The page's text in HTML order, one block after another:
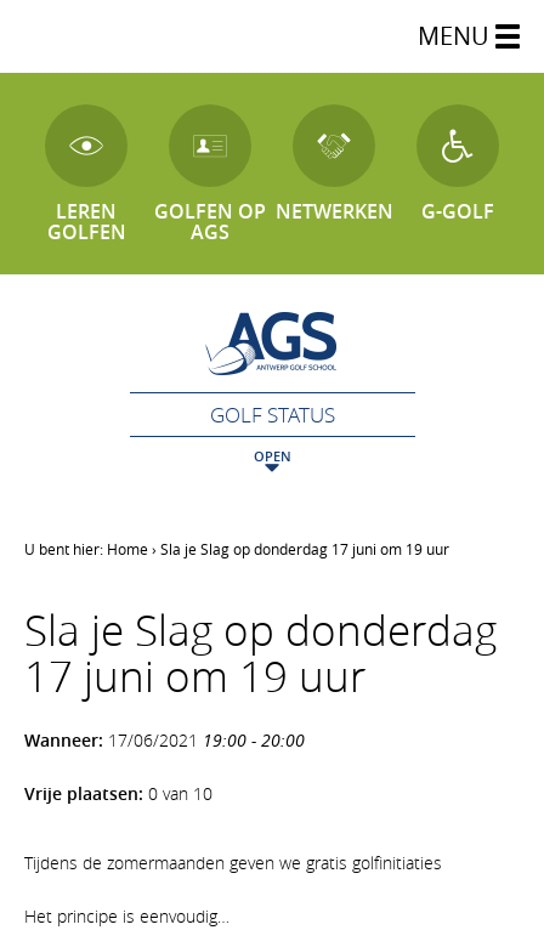
MENU
LEREN
GOLFEN
GOLFEN OP
AGS
NETWERKEN G-GOLF
GOLF STATUS
OPEN
U bent hier: Home› Sla je Slag op donderdag 17 juni om 19 uur
Sla je Slag op donderdag
17 juni om 19 uur
Wanneer: 17/06/2021 19:00 - 20:00
Vrije plaatsen: 0 van 10
Tijdens de zomermaanden geven we gratis golfinitiaties
Het principe is eenvoudig…